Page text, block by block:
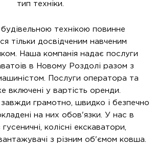
тип техніки.
технікою повинне
тільки досвідченим навченим
Наша компанія надає послуги
в Новому Роздолі разом з
Послуги оператора та
включені у вартість оренди.
грамотно, швидко і безпечно
на них обов'язки. У нас в
колісні екскаватори,
з різним об'ємом ковша.